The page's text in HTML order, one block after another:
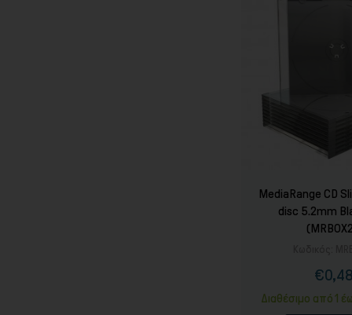
MediaRange CD
disc 5.2mm
Τιμή
€0,48
τιμή
Διαθέσιμο από 1